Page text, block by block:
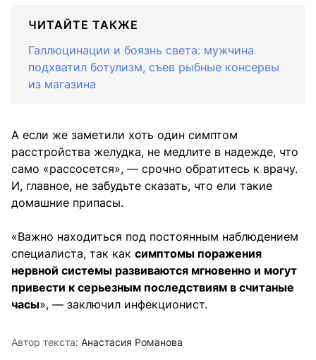
ЧИТАЙТЕ ТАКЖЕ
Галлюцинации и боязнь света: мужчина
подхватил ботулизм, съев рыбные консервы
из магазина
А если же заметили хоть один симптом
расстройства желудка, не медлите в надежде, что
само «рассосется», — срочно обратитесь к врачу.
И, главное, не забудьте сказать, что ели такие
домашние припасы.
«Важно находиться под постоянным наблюдением
специалиста, так как симптомы поражения
нервной системы развиваются мгновенно и могут
привести к серьезным последствиям в считаные
часы», — заключил инфекционист.
Автор текста: Анастасия Романова